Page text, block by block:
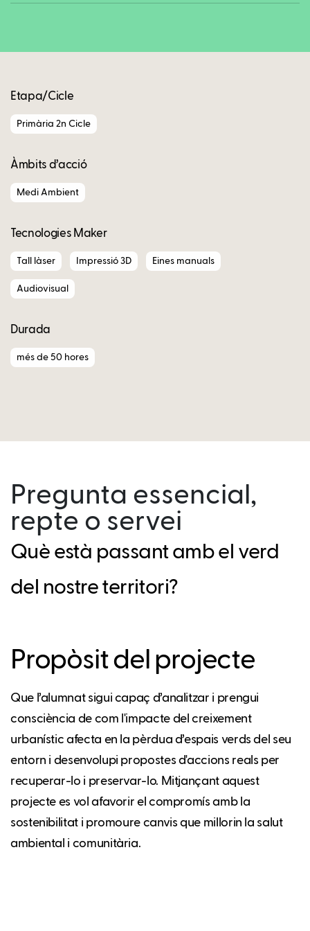
Etapa/Cicle
Primària 2n Cicle
Àmbits d’acció
Medi Ambient
Tecnologies Maker
Tall làser Impressió 3D Eines manuals
Audiovisual
Durada
més de 50 hores
Pregunta essencial,
repte o servei
Què està passant amb el verd
del nostre territori?
Propòsit del projecte
Que l’alumnat sigui capaç d’analitzar i prengui
consciència de com l'impacte del creixement
urbanístic afecta en la pèrdua d’espais verds del seu
entorn i desenvolupi propostes d'accions reals per
recuperar-lo i preservar-lo. Mitjançant aquest
projecte es vol afavorir el compromís amb la
sostenibilitat i promoure canvis que millorin la salut
ambiental i comunitària.